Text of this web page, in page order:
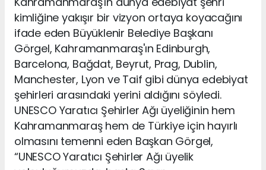
kimliğine yakışır bir vizyon ortaya koyacağını
ifade eden Büyüklenir Belediye Başkanı
Görgel, Kahramanmaraş'ın Edinburgh,
Barcelona, Bağdat, Beyrut, Prag, Dublin,
Manchester, Lyon ve Taif gibi dünya edebiyat
şehirleri arasındaki yerini aldığını söyledi.
UNESCO Yaratıcı Şehirler Ağı üyeliğinin hem
Kahramanmaraş hem de Türkiye için hayırlı
olmasını temenni eden Başkan Görgel,
“UNESCO Yaratıcı Şehirler Ağı üyelik